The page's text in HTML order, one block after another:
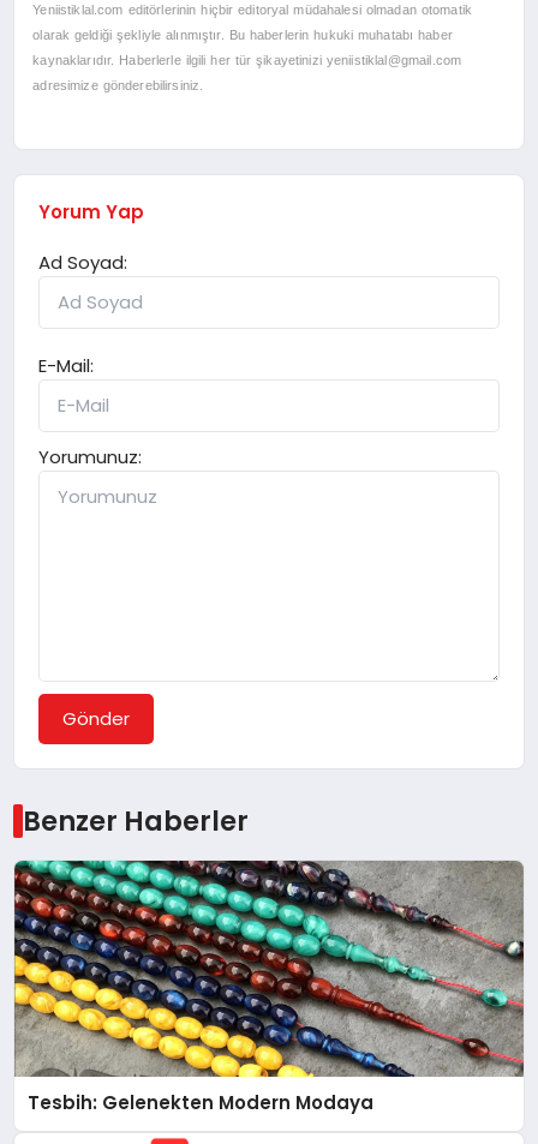
Yeniistiklal.com editörlerinin hiçbir editoryal müdahalesi olmadan otomatik
olarak geldiği şekliyle alınmıştır. Bu haberlerin hukuki muhatabı haber
kaynaklarıdır. Haberlerle ilgili her tür şikayetinizi yeniistiklal@gmail.com
adresimize gönderebilirsiniz.
Yorum Yap
Ad Soyad:
E-Mail:
Yorumunuz:
Gönder
Benzer Haberler
Tesbih: Gelenekten Modern Modaya